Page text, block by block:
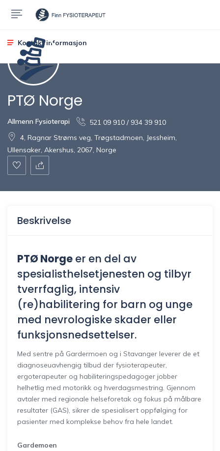
Kontakt informasjon
PTØ Norge
Allmenn Fysioterapi
521 09 910 / 934 39 910
4, Ragnar Strøms veg, Trøgstadmoen, Jessheim,
Ullensaker, Akershus, 2067, Norge
Beskrivelse
PTØ Norge er en del av
spesialisthelsetjenesten og tilbyr
tverrfaglig, intensiv
(re)habilitering for barn og unge
med nevrologiske skader eller
funksjonsnedsettelser.
Med sentre på Gardermoen og i Stavanger leverer de et
diagnoseuavhengig tilbud der fysioterapeuter,
ergoterapeuter og habiliteringspedagoger jobber
helhetlig med motorikk og hverdagsmestring. Gjennom
avtaler med regionale helseforetak og fokus på målbare
resultater (GAS), sikrer de spesialisert oppfølging for
pasienter med komplekse behov fra hele landet.
Gardemoen